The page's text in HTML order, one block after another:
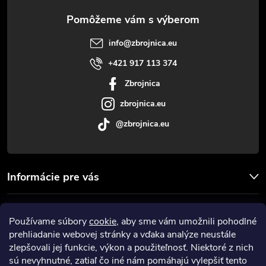
Používame súborycookie, aby sme vám umožnili pohodlné
prehliadanie webovej stránky a vďaka analýze neustále
zlepšovali jej funkcie, výkon a použiteľnosť. Niektoré z nich
sú nevyhnutné, zatiaľ čo iné nám pomáhajú vylepšiť tento
Informácie pre vás
Prijímame online platby
info@zbrojnica.eu
+421 917 113 374
Zbrojnica
zbrojnica.eu
@zbrojnica.eu